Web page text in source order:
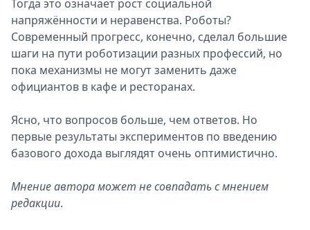
Тогда это означает рост социальной
напряжённости и неравенства. Роботы?
Современный прогресс, конечно, сделал большие
шаги на пути роботизации разных профессий, но
пока механизмы не могут заменить даже
официантов в кафе и ресторанах.
Ясно, что вопросов больше, чем ответов. Но
первые результаты экспериментов по введению
базового дохода выглядят очень оптимистично.
Мнение автора может не совпадать с мнением
редакции.